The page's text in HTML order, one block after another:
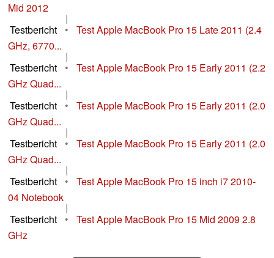
Mid 2012
|
Testbericht
•
Test Apple MacBook Pro 15 Late 2011 (2.4
GHz, 6770...
|
Testbericht
•
Test Apple MacBook Pro 15 Early 2011 (2.2
GHz Quad...
|
Testbericht
•
Test Apple MacBook Pro 15 Early 2011 (2.0
GHz Quad...
|
Testbericht
•
Test Apple MacBook Pro 15 Early 2011 (2.0
GHz Quad...
|
Testbericht
•
Test Apple MacBook Pro 15 inch i7 2010-
04 Notebook
|
Testbericht
•
Test Apple MacBook Pro 15 Mid 2009 2.8
GHz